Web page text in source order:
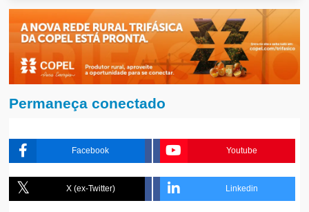
Permaneça conectado
Facebook Youtube
X (ex-Twitter) Linkedin